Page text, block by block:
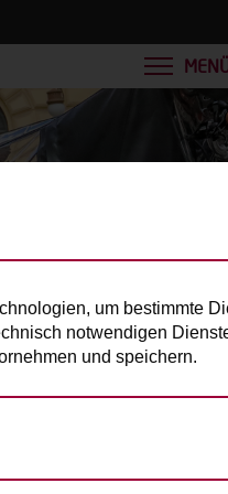
um bestimmte
notwendigen
und speichern.